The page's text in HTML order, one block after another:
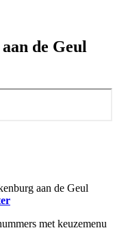
de Geul
aan de Geul
met keuzemenu